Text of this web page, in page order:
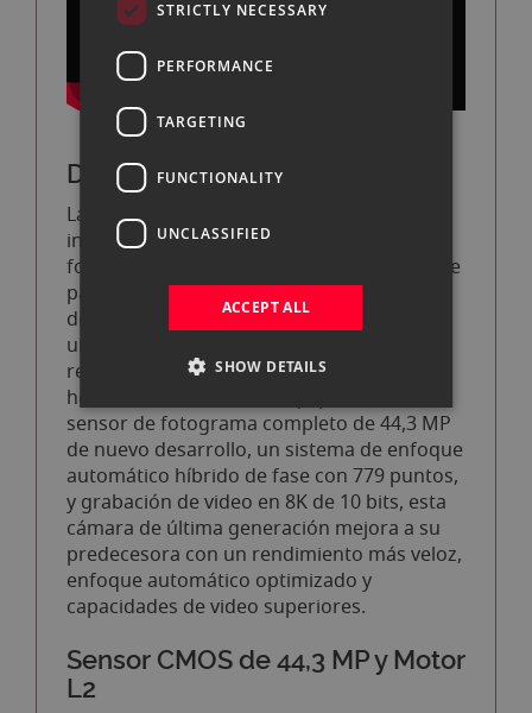
Descripción general
La Panasonic Lumix S1R II es una
innovadora cámara sin espejo de
fotograma completo, creada especialmente
para fotógrafos profesionales y creadores
de contenido híbrido. Esta cámara ofrece
una sorprendente calidad de imagen,
rendimiento de alta velocidad y avanzadas
herramientas de video. Equipada con un
sensor de fotograma completo de 44,3 MP
de nuevo desarrollo, un sistema de enfoque
automático híbrido de fase con 779 puntos,
y grabación de video en 8K de 10 bits, esta
cámara de última generación mejora a su
predecesora con un rendimiento más veloz,
enfoque automático optimizado y
capacidades de video superiores.
Sensor CMOS de 44,3 MP y Motor
L2
STRICTLY NECESSARY
PERFORMANCE
TARGETING
FUNCTIONALITY
UNCLASSIFIED
ACCEPT ALL
SHOW DETAILS